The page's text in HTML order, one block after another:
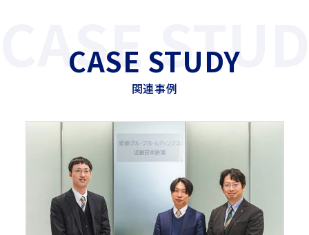
CASE STUDY
関連事例
CASE